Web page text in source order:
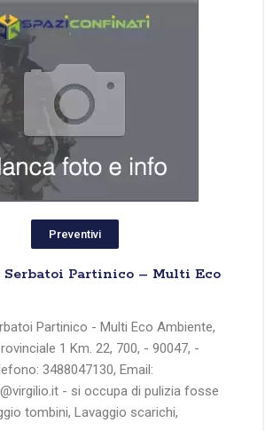
Preventivi
Serbatoi Partinico – Multi Eco
Partinico - Multi Eco Ambiente,
1 Km. 22, 700, - 90047, -
3488047130, Email:
- si occupa di pulizia fosse
tombini, Lavaggio scarichi,